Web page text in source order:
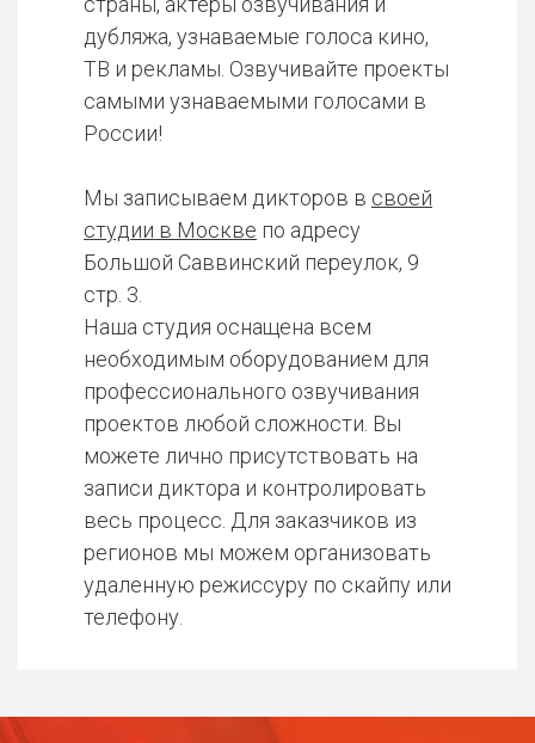
дубляжа, узнаваемые голоса кино,
ТВ и рекламы. Озвучивайте проекты
самыми узнаваемыми голосами в
России!
Мы записываем дикторов в своей
студии в Москве по адресу
Большой Саввинский переулок, 9
стр. 3.
Наша студия оснащена всем
необходимым оборудованием для
профессионального озвучивания
проектов любой сложности. Вы
можете лично присутствовать на
записи диктора и контролировать
весь процесс. Для заказчиков из
регионов мы можем организовать
удаленную режиссуру по скайпу или
телефону.